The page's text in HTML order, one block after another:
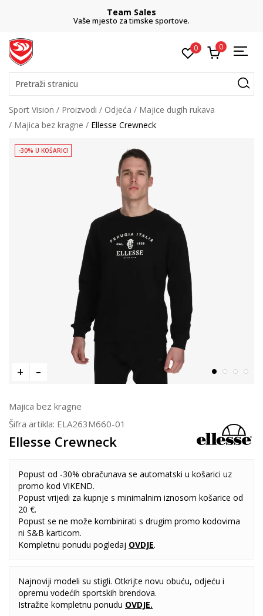
Team Sales
Vaše mjesto za timske sportove.
0 0
Pretraži stranicu
Sport Vision Proizvodi Odjeća
Majice dugih rukava
Majica bez kragne
Ellesse Crewneck
-30% U KOŠARICI
Majica bez kragne
Šifra artikla: ELA263M660-01
Ellesse Crewneck
Popust od -30% obračunava se automatski u košarici uz
promo kod VIKEND.
Popust vrijedi za kupnje s minimalnim iznosom košarice od
20 €.
Popust se ne može kombinirati s drugim promo kodovima
ni S&B karticom.
Kompletnu ponudu pogledaj OVDJE.
Najnoviji modeli su stigli. Otkrijte novu obuću, odjeću i
opremu vodećih sportskih brendova.
Istražite kompletnu ponudu OVDJE.